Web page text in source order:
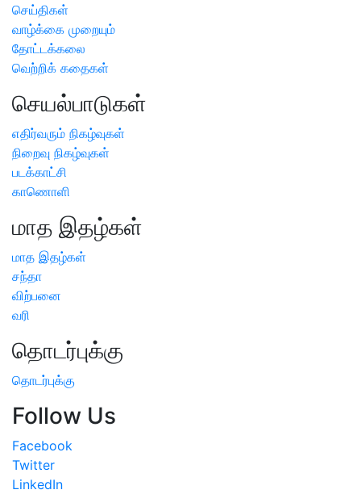
செய்திகள்
வாழ்க்கை முறையும்
தோட்டக்கலை
வெற்றிக் கதைகள்
செயல்பாடுகள்
எதிர்வரும் நிகழ்வுகள்
நிறைவு நிகழ்வுகள்
படக்காட்சி
காணொளி
மாத இதழ்கள்
மாத இதழ்கள்
சந்தா
விற்பனை
வரி
தொடர்புக்கு
தொடர்புக்கு
Follow Us
Facebook
Twitter
LinkedIn